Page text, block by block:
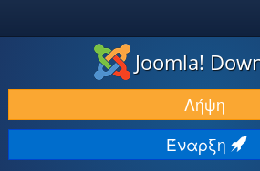
ΛΉΨΕΙΣ & ΕΠΕΚΤΆΣΕΙΣ
ΕΎΡΕΣΗ & ΜΆΘΗΣΗ
ΚΟΙΝΌΤΗΤΑ & ΥΠΟΣΤΉΡΙΞΗ
Joomla!
Λήψη
Έναρξη